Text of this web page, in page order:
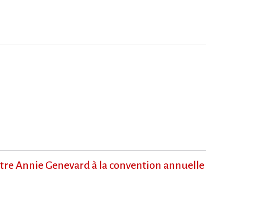
Annie Genevard à la convention annuelle